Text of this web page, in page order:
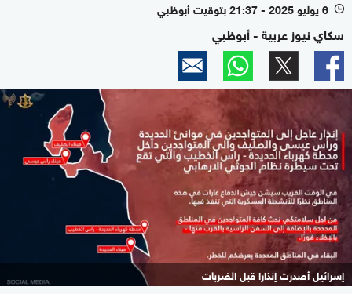
l 6 يوليو 2025 - 21:37 بتوقيت أبوظبي
سكاي نيوز عربية - أبوظبي
إسرائيل أصدرت إنذارا قبل الضربات